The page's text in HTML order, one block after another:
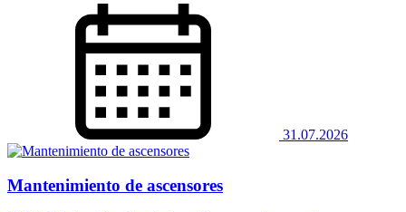
31.07.2026
Mantenimiento de ascensores